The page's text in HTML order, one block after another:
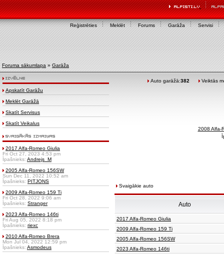
Reģistrēties Meklēt Forums Garāža Servisi
Foruma sākumlapa » Garāža
Apskatīt Garāžu
Meklēt Garāžā
Skatīt Servisus
Skatīt Veikalus
2017 Alfa-Romeo Giulia
Fri Oct 27, 2023 4:53 pm
Īpašnieks: Andrejs_M
2005 Alfa-Romeo 156SW
Sun Dec 11, 2022 10:52 am
Īpašnieks: PITJONS
2009 Alfa-Romeo 159 Ti
Fri Oct 28, 2022 9:06 am
Īpašnieks: Stranger
2023 Alfa-Romeo 146ti
Fri Aug 05, 2022 8:18 pm
Īpašnieks: riexc
2010 Alfa-Romeo Brera
Mon Jul 04, 2022 12:59 pm
Īpašnieks: Asmodeus
Auto garāžā:382 Veiktās
2008 Alfa-
Svaigākie auto
Auto
2017 Alfa-Romeo Giulia
2009 Alfa-Romeo 159 Ti
2005 Alfa-Romeo 156SW
2023 Alfa-Romeo 146ti